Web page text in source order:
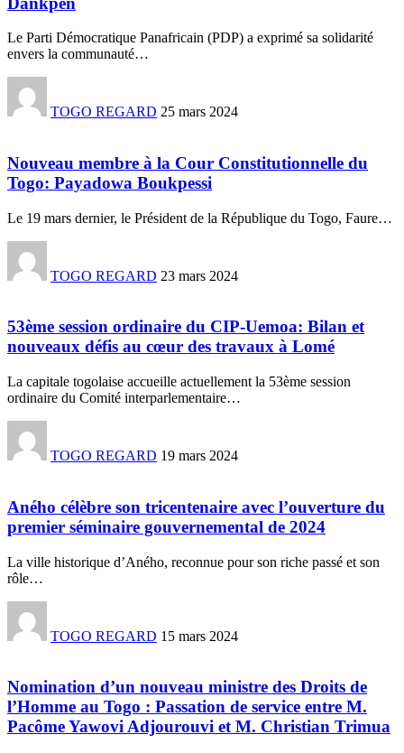
Le Parti Démocratique Panafricain (PDP) a exprimé sa solidarité
envers la communauté…
TOGO REGARD 25 mars 2024
Nouveau membre à la Cour Constitutionnelle du
Togo: Payadowa Boukpessi
Le 19 mars dernier, le Président de la République du Togo, Faure…
TOGO REGARD 23 mars 2024
53ème session ordinaire du CIP-Uemoa: Bilan et
nouveaux défis au cœur des travaux à Lomé
La capitale togolaise accueille actuellement la 53ème session
ordinaire du Comité interparlementaire…
TOGO REGARD 19 mars 2024
Aného célèbre son tricentenaire avec l’ouverture du
premier séminaire gouvernemental de 2024
La ville historique d’Aného, reconnue pour son riche passé et son
rôle…
TOGO REGARD 15 mars 2024
Nomination d’un nouveau ministre des Droits de
l’Homme au Togo : Passation de service entre M.
Pacôme Yawovi Adjourouvi et M. Christian Trimua